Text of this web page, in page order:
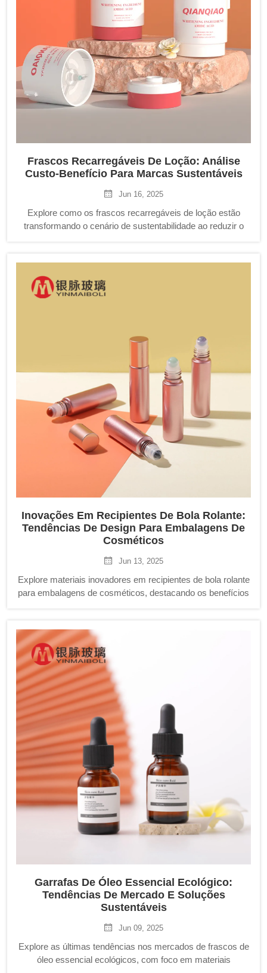
Frascos Recarregáveis De Loção: Análise
Custo-Benefício Para Marcas Sustentáveis
Jun 16, 2025
Explore como os frascos recarregáveis de loção estão
transformando o cenário de sustentabilidade ao reduzir o
entenda os benefícios econômicos e ambientais para
marcas que adotam sistemas recarregáveis.
Inovações Em Recipientes De Bola Rolante:
Tendências De Design Para Embalagens De
Cosméticos
Jun 13, 2025
Explore materiais inovadores em recipientes de bola rolante
para embalagens de cosméticos, destacando os benefícios
uma experiência de usuário aprimorada.
Garrafas De Óleo Essencial Ecológico:
Tendências De Mercado E Soluções
Sustentáveis
Jun 09, 2025
Explore as últimas tendências nos mercados de frascos de
óleo essencial ecológicos, com foco em materiais